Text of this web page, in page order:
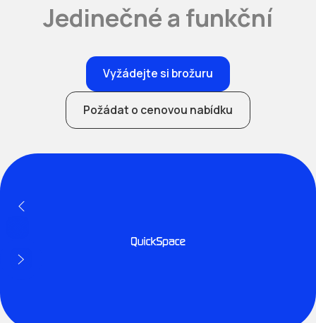
Jedinečné a funkční
Vyžádejte si brožuru
Požádat o cenovou nabídku